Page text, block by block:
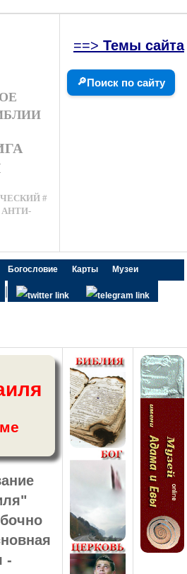
#
АНТИ-
==> Темы сайта
🔎Поиск по сайту
Богословие Карты Музеи
|
-